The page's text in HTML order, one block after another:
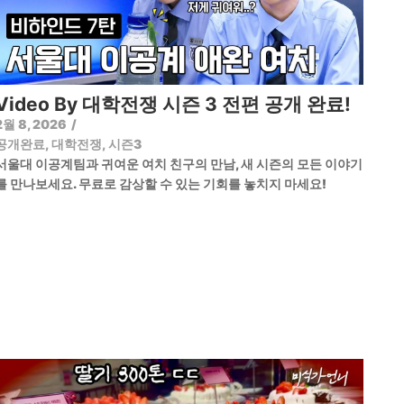
By 대학전쟁 시즌 3 전편 공개 완료!
8, 2026 /
개완료,대학전쟁,시즌3
울대 이공계팀과 귀여운 여치 친구의 만남, 새 시즌의 모든 이야기
만나보세요. 무료로 감상할 수 있는 기회를 놓치지 마세요!